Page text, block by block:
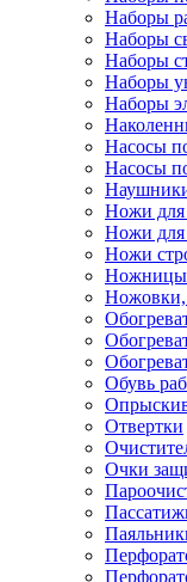
Наборы
Наборы
Наборы
Наборы
Наборы
Насосы
Насосы
Ножи для
Ножи для
Ножи
Ножницы
Ножовки,
Обувь
Отвертки
Очки